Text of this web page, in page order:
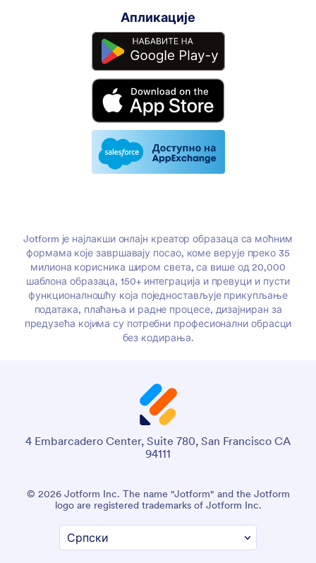
Апликације
Jotform је најлакши онлајн креатор образаца са моћним
формама које завршавају посао, коме верује преко 35
милиона корисника широм света, са више од 20,000
шаблона образаца, 150+ интеграција и превуци и пусти
функционалношћу која поједностављује прикупљање
података, плаћања и радне процесе, дизајниран за
предузећа којима су потребни професионални обрасци
без кодирања.
4 Embarcadero Center, Suite 780, San Francisco CA
94111
© 2026 Jotform Inc. The name "Jotform" and the Jotform
logo are registered trademarks of Jotform Inc.